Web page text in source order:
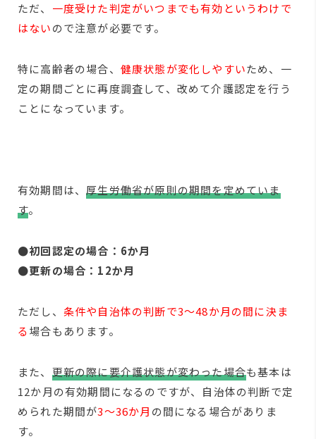
ただ、 一度受けた判定がいつまでも有効というわけで
はないので注意が必要です。
特に高齢者の場合、 健康状態が変化しやすいため、一
定の期間ごとに再度調査して、改めて介護認定を行う
ことになっています。
有効期間は、厚生労働省が原則の期間を定めていま
す。
●初回認定の場合：6か月
●更新の場合：12か月
ただし、 条件や自治体の判断で3～48か月の間に決ま
る場合もあります。
また、 更新の際に要介護状態が変わった場合も基本は
12か月の有効期間になるのですが、自治体の判断で定
められた期間が3～36か月 の間になる場合がありま
す。